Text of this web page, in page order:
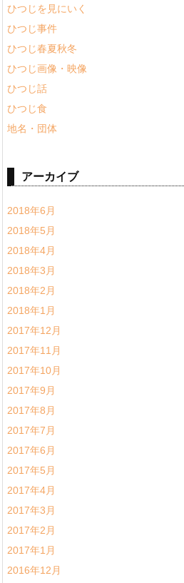
ひつじを見にいく
ひつじ事件
ひつじ春夏秋冬
ひつじ画像・映像
ひつじ話
ひつじ食
地名・団体
アーカイブ
2018年6月
2018年5月
2018年4月
2018年3月
2018年2月
2018年1月
2017年12月
2017年11月
2017年10月
2017年9月
2017年8月
2017年7月
2017年6月
2017年5月
2017年4月
2017年3月
2017年2月
2017年1月
2016年12月